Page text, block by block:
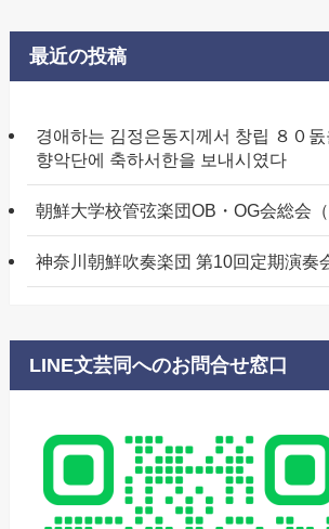
最近の投稿
경애하는 김정은동지께서 창립 ８０
향악단에 축하서한을 보내시였다
朝鮮大学校管弦楽団OB・OG会総会（
神奈川朝鮮吹奏楽団 第10回定期演奏
LINE文芸同へのお問合せ窓口